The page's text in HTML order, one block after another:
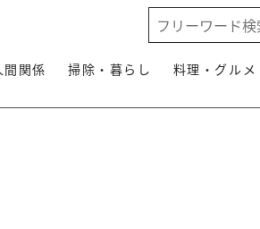
間関係 掃除・暮らし 料理・グルメ